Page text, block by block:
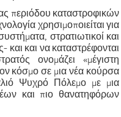
περιόδου καταστροφικών
χρησιμοποιείται για
στρατιωτικοί και
και και να καταστρέφονται
ονομάζει «μέγιστη
κόσμο σε μια νέα κούρσα
Ψυχρό Πόλεμο με μια
και πιο θανατηφόρων